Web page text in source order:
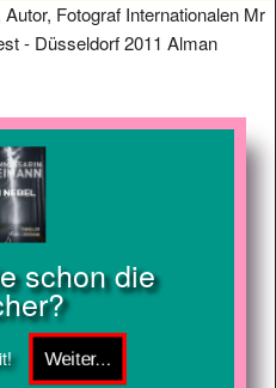
Autor, Fotograf Internationalen Mr
- Düsseldorf 2011 Alman
schon die